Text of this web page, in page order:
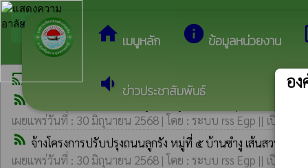
home เมนูหลัก info ข้อมูลหน่วยงาน
volume_down ข่าวประชาสัมพันธ์
arrow_back_ios กลับเมนูหลัก ยินดีต้อนรับสู่เว็บไซต์
castประกาศรายชื่อผู้ชนะการเสนอราคา-ประกาศผู้ได้รับการคัดเลื
rss_feed
เผยแพร่วันที่ : 30 มิถุนายน 2568 | โดย : ระบบ rss Egp || เปิดอ่าน
rss_feed จ้างโครงการปรับปรุงถนนลูกรัง หมู่ที่ ๕ บ้านซำงู เส้นสวนปา
เผยแพร่วันที่ : 30 มิถุนายน 2568 | โดย : ระบบ rss Egp || เปิดอ่าน
อง